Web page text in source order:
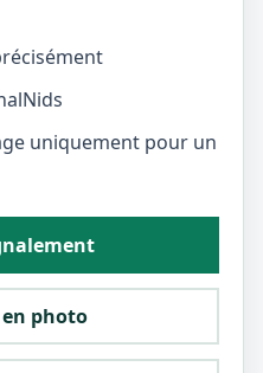
uniquement pour un
photo